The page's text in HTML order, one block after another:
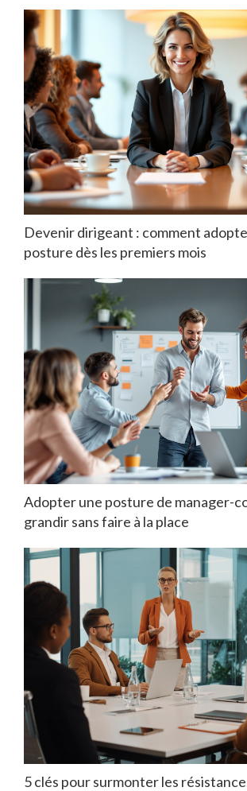
Devenir dirigeant : comment
posture dès les premiers mois
Adopter une posture de manager-
grandir sans faire à la place
5 clés pour surmonter les